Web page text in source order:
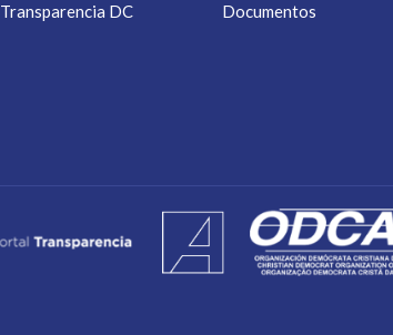
Transparencia DC
Documentos